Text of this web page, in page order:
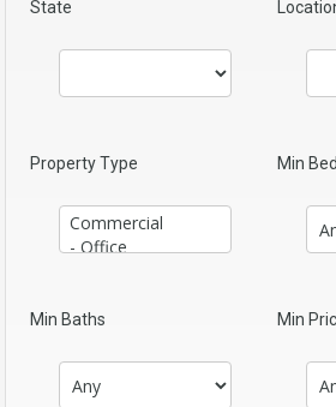
State
Property Type Min
Min Baths Min